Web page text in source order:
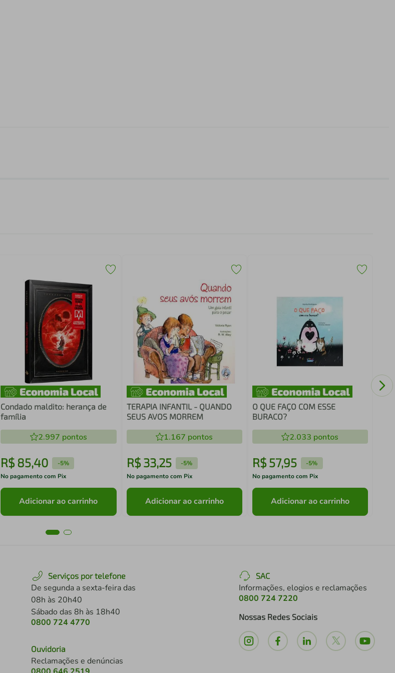
Condado maldito: herança de
família
2.997 pontos
R$85,40 -5%
No pagamento com Pix
Adicionar ao carrinho
TERAPIA INFANTIL - QUANDO
SEUS AVOS MORREM
1.167 pontos
R$ 33,25 -5%
No pagamento com Pix
Adicionar ao carrinho
O QUE FAÇO COM ESSE
BURACO?
2.033 pontos
R$ 57,95 -5%
No pagamento com Pix
Adicionar ao carrinho
Serviços por telefone
De segunda a sexta-feira das
08h às 20h40
Sábado das 8h às 18h40
0800 724 4770
Ouvidoria
Reclamações e denúncias
SAC
Informações, elogios e reclamações
0800 724 7220
Nossas Redes Sociais